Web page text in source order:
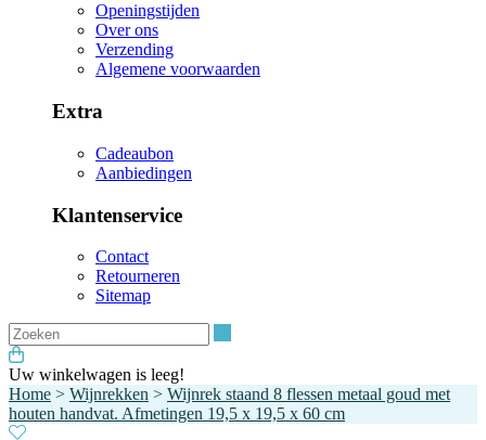
Openingstijden
Over ons
Verzending
Algemene voorwaarden
Extra
Cadeaubon
Aanbiedingen
Klantenservice
Contact
Retourneren
Sitemap
Uw winkelwagen is leeg!
Home > Wijnrekken > Wijnrek staand 8 flessen metaal goud met
houten handvat. Afmetingen 19,5 x 19,5 x 60 cm